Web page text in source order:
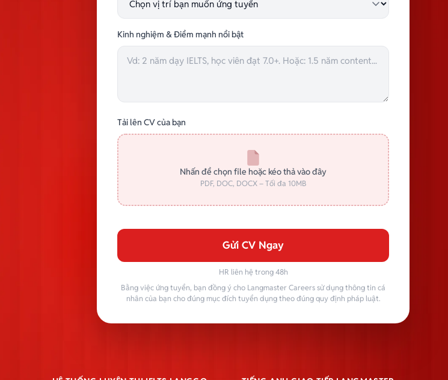
Kinh nghiệm & Điểm mạnh nổi bật
Tải lên CV của bạn
Nhấn để chọn file hoặc kéo thả vào đây
PDF, DOC, DOCX – Tối đa 10MB
Gửi CV Ngay
HR liên hệ trong 48h
Bằng việc ứng tuyển, bạn đồng ý cho Langmaster Careers sử dụng thông tin cá
nhân của bạn cho đúng mục đích tuyển dụng theo đúng quy định pháp luật.